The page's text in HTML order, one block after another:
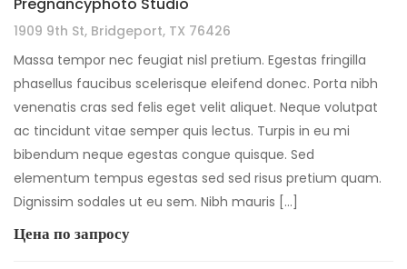
Pregnancyphoto Studio
1909 9th St, Bridgeport, TX 76426
Massa tempor nec feugiat nisl pretium. Egestas fringilla
phasellus faucibus scelerisque eleifend donec. Porta nibh
venenatis cras sed felis eget velit aliquet. Neque volutpat
ac tincidunt vitae semper quis lectus. Turpis in eu mi
bibendum neque egestas congue quisque. Sed
elementum tempus egestas sed sed risus pretium quam.
Dignissim sodales ut eu sem. Nibh mauris […]
Цена по запросу